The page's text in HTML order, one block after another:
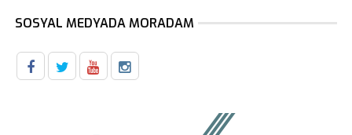
SOSYAL MEDYADA MORADAM